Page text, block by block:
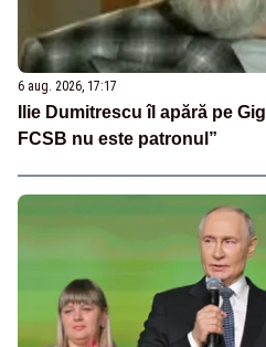
6 aug. 2026, 17:17
Ilie Dumitrescu îl apără pe
FCSB nu este patronul”